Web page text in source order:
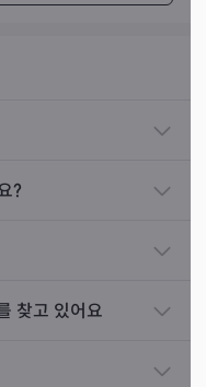
정 행동의 이유를 알
그 원인이 무엇인지
오셨어요. 상담
강을 되찾았다고
례
아오셨어요. 손
.
?
찾고 있어요